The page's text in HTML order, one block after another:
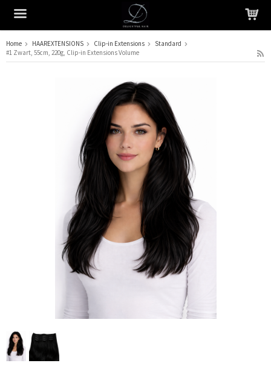
Het product is in je winkelmandje geplaatst
Home HAAREXTENSIONS Clip-in Extensions
Standard
#1 Zwart, 55cm, 220g, Clip-in Extensions Volume